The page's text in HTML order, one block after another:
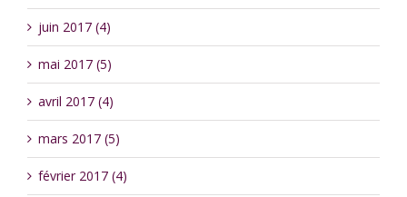
juin 2017 (4)
mai 2017 (5)
avril 2017 (4)
mars 2017 (5)
février 2017 (4)